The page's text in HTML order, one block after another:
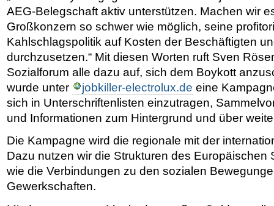
AEG-Belegschaft aktiv unterstützen. Machen wir
Großkonzern so schwer wie möglich, seine
Kahlschlagspolitik auf Kosten der Beschäftigten
durchzusetzen.“ Mit diesen Worten ruft Sven
Sozialforum alle dazu auf, sich dem Boykott
wurde unter
jobkiller-electrolux.de eine
sich in Unterschriftenlisten einzutragen,
und Informationen zum Hintergrund und über
Die Kampagne wird die regionale mit der
Dazu nutzen wir die Strukturen des Europäischen
wie die Verbindungen zu den sozialen
Gewerkschaften.